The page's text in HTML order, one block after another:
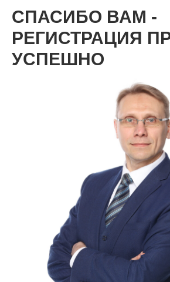
СПАСИБО ВАМ -
РЕГИСТРАЦИЯ
УСПЕШНО